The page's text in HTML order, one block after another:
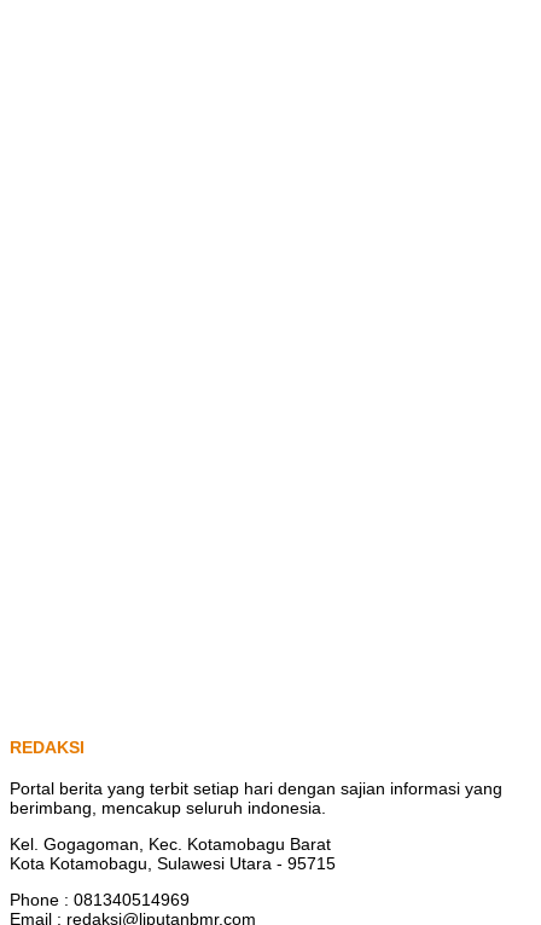
REDAKSI
Portal berita yang terbit setiap hari dengan sajian informasi yang
berimbang, mencakup seluruh indonesia.
Kel. Gogagoman, Kec. Kotamobagu Barat
Kota Kotamobagu, Sulawesi Utara - 95715
Phone : 081340514969
Email : redaksi@liputanbmr.com